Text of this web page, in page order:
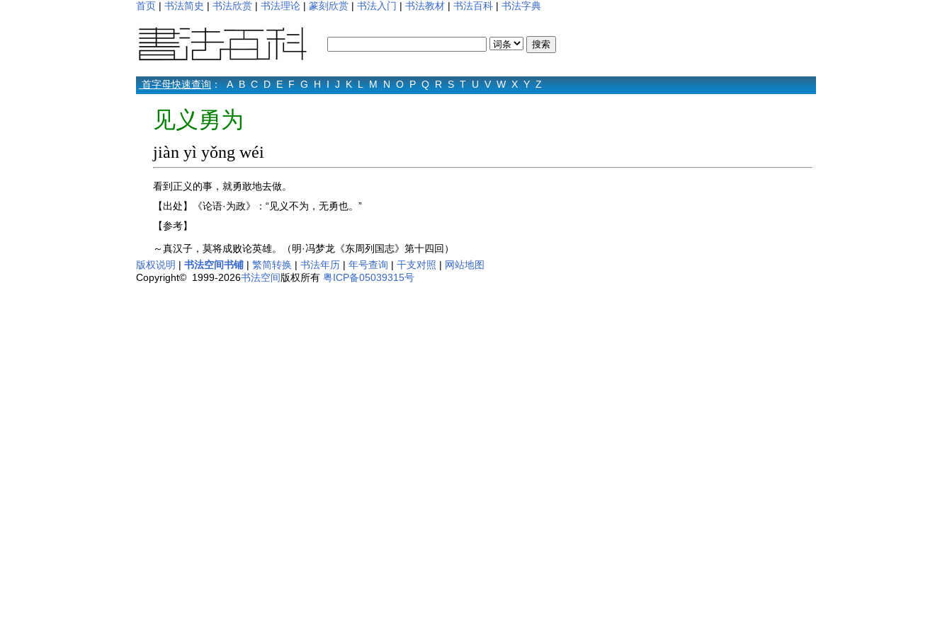
首页 | 书法简史 | 书法欣赏 | 书法理论 | 篆刻欣赏 | 书法入门 | 书法教材 | 书法百科 | 书法字典
首字母快速查询： A B C D E F G H I J K L M N O P Q R S T U V W X Y Z
见义勇为
jiàn yì yǒng wéi
看到正义的事，就勇敢地去做。
【出处】《论语·为政》：“见义不为，无勇也。”
【参考】
～真汉子，莫将成败论英雄。（明·冯梦龙《东周列国志》第十四回）
版权说明 | 书法空间书铺 | 繁简转换 | 书法年历 | 年号查询 | 干支对照 | 网站地图
Copyright© 1999-2026书法空间版权所有 粤ICP备05039315号